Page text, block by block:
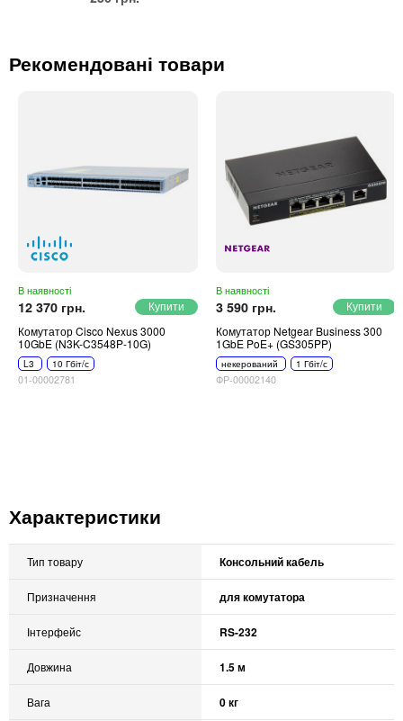
Рекомендовані товари
В наявності
12 370 грн.
Комутатор Cisco Nexus 3000
10GbE (N3K-C3548P-10G)
L3 10 Гбіт/с
01-00002781
В наявності
3 590 грн.
Комутатор Netgear Business 300
1GbE PoE+ (GS305PP)
некерований 1 Гбіт/с
ФР-00002140
Характеристики
Тип товару Консольний кабель
Призначення для комутатора
Інтерфейс RS-232
Довжина 1.5 м
Вага 0 кг